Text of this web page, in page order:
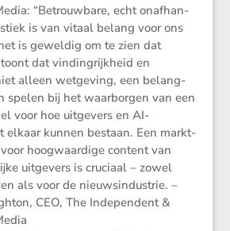
“Betrouw­bare, echt onafhan­
is van vitaal belang voor ons
is geweldig om te zien dat
dat vinding­rijk­heid en
alleen wetge­ving, een belang­
spelen bij het waarborgen van een
voor hoe uitge­vers en AI-
elkaar kunnen bestaan. Een markt­
hoogwaar­dige content van
uitge­vers is cruciaal – zowel
als voor de nieuws­in­du­strie. –
CEO, The Indepen­dent &